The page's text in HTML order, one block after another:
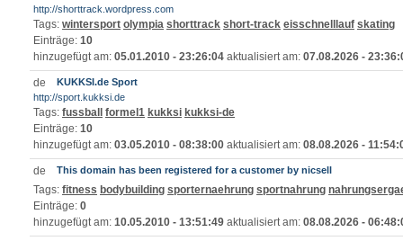
http://shorttrack.wordpress.com
Tags: wintersport olympia shorttrack short-track eisschnelllauf skating
Einträge: 10
hinzugefügt am: 05.01.2010 - 23:26:04 aktualisiert am: 07.08.2026 -
KUKKSI.de Sport
http://sport.kukksi.de
Tags: fussball formel1 kukksi kukksi-de
Einträge: 10
hinzugefügt am: 03.05.2010 - 08:38:00 aktualisiert am: 08.08.2026 -
This domain has been registered for a customer by nicsell
Tags: fitness bodybuilding sporternaehrung sportnahrung
Einträge: 0
hinzugefügt am: 10.05.2010 - 13:51:49 aktualisiert am: 08.08.2026 -